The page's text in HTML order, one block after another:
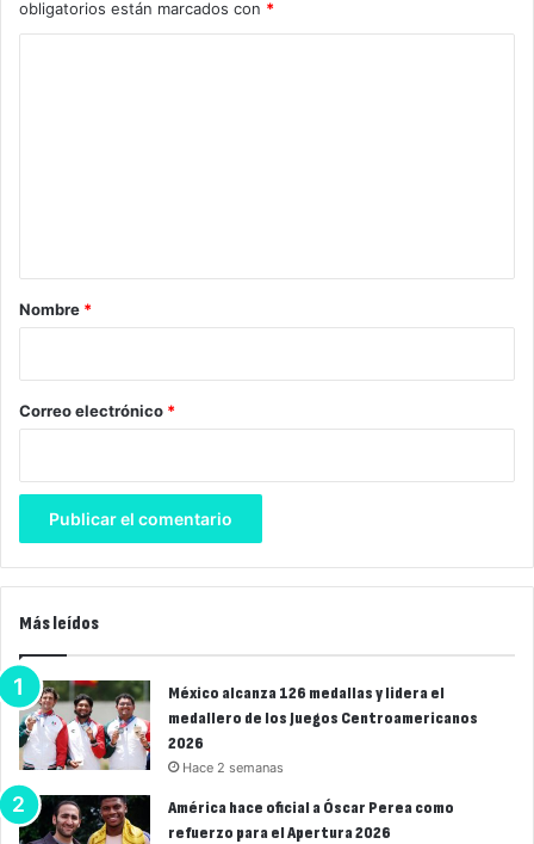
obligatorios están marcados con *
r
*
Nombre *
Correo electrónico *
Más leídos
México alcanza 126 medallas y lidera el
medallero de los Juegos Centroamericanos
2026
Hace 2 semanas
América hace oficial a Óscar Perea como
refuerzo para el Apertura 2026